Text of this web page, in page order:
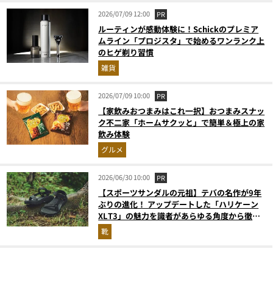
2026/07/09 12:00 PR
ルーティンが感動体験に！Schickのプレミア
ムライン「プロジスタ」で始めるワンランク上
のヒゲ剃り習慣
雑貨
2026/07/09 10:00 PR
【家飲みおつまみはこれ一択】おつまみスナッ
ク不二家「ホームサクッと」で簡単＆極上の家
飲み体験
グルメ
2026/06/30 10:00 PR
【スポーツサンダルの元祖】テバの名作が9年
ぶりの進化！ アップデートした「ハリケーン
XLT3」の魅力を識者があらゆる角度から徹底
解説！
靴